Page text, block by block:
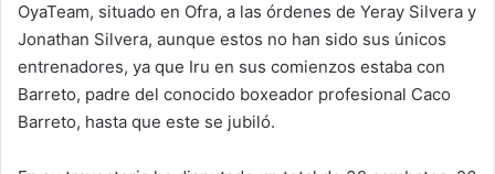
OyaTeam, situado en Ofra, a las órdenes de Yeray Silvera y
Jonathan Silvera, aunque estos no han sido sus únicos
entrenadores, ya que Iru en sus comienzos estaba con
Barreto, padre del conocido boxeador profesional Caco
Barreto, hasta que este se jubiló.